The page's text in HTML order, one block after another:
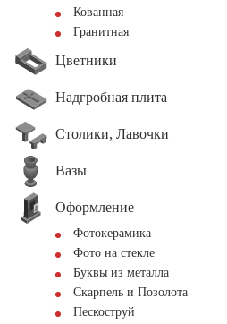
Кованная
Гранитная
Цветники
Надгробная плита
Столики, Лавочки
Вазы
Оформление
Фотокерамика
Фото на стекле
Буквы из металла
Скарпель и Позолота
Пескоструй